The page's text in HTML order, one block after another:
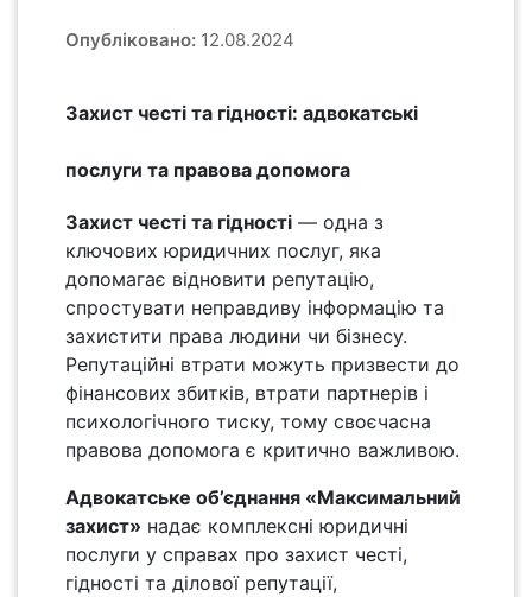
Опубліковано: 12.08.2024
Захист честі та гідності: адвокатські
послуги та правова допомога
Захист честі та гідності — одна з
ключових юридичних послуг, яка
допомагає відновити репутацію,
спростувати неправдиву інформацію та
захистити права людини чи бізнесу.
Репутаційні втрати можуть призвести до
фінансових збитків, втрати партнерів і
психологічного тиску, тому своєчасна
правова допомога є критично важливою.
Адвокатське об’єднання «Максимальний
захист» надає комплексні юридичні
послуги у справах про захист честі,
гідності та ділової репутації,